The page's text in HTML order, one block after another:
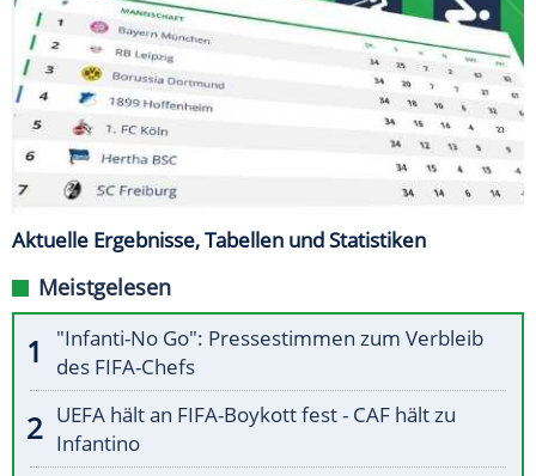
Aktuelle Ergebnisse, Tabellen und Statistiken
Meistgelesen
"Infanti-No Go": Pressestimmen zum Verbleib
des FIFA-Chefs
UEFA hält an FIFA-Boykott fest - CAF hält zu
Infantino